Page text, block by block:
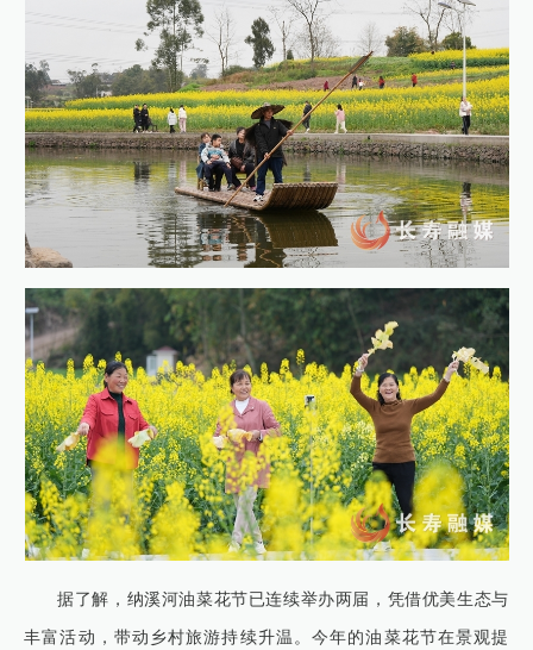
据了解，纳溪河油菜花节已连续举办两届，凭借优美生态与
丰富活动，带动乡村旅游持续升温。今年的油菜花节在景观提